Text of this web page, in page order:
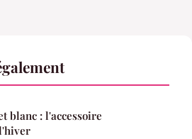
blanc : l'accessoire